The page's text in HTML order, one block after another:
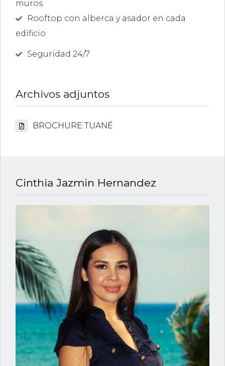
muros
Rooftop con alberca y asador en cada
edificio
Seguridad 24/7
Archivos adjuntos
BROCHURE TUANÉ
Cinthia Jazmin Hernandez